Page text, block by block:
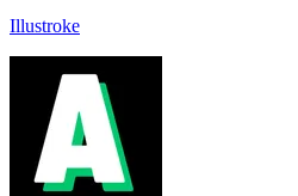
Illustroke